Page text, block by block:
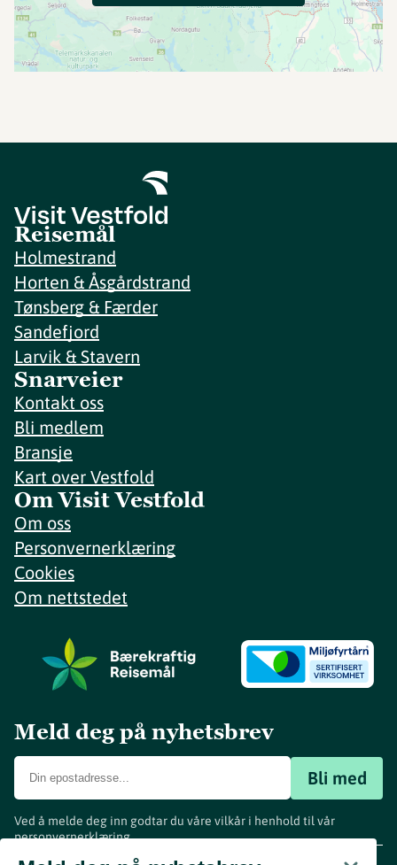
Reisemål
Holmestrand
Horten & Åsgårdstrand
Tønsberg & Færder
Sandefjord
Larvik & Stavern
Snarveier
Kontakt oss
Bli medlem
Bransje
Kart over Vestfold
Om Visit Vestfold
Om oss
Personvernerklæring
Cookies
Om nettstedet
Meld deg på nyhetsbrev
Bli med
Ved å melde deg inn godtar du våre vilkår i henhold til vår
personvernerklæring.
www.visitvestfold.com